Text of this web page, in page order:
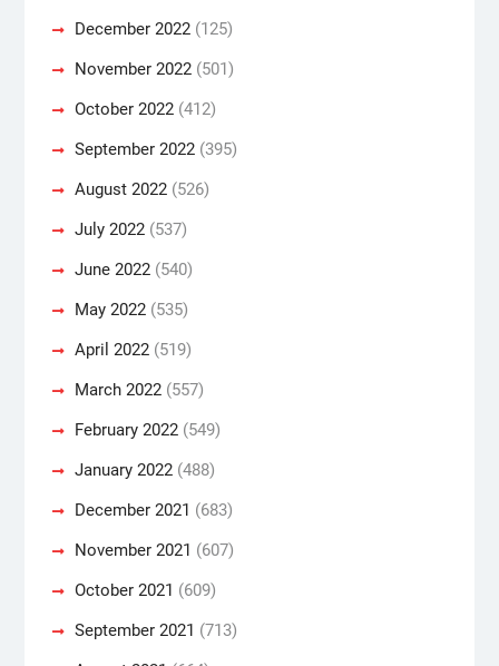
December 2022(125)
November 2022(501)
October 2022(412)
September 2022(395)
August 2022(526)
July 2022(537)
June 2022(540)
May 2022(535)
April 2022(519)
March 2022(557)
February 2022(549)
January 2022(488)
December 2021 (683)
November 2021 (607)
October 2021 (609)
September 2021 (713)